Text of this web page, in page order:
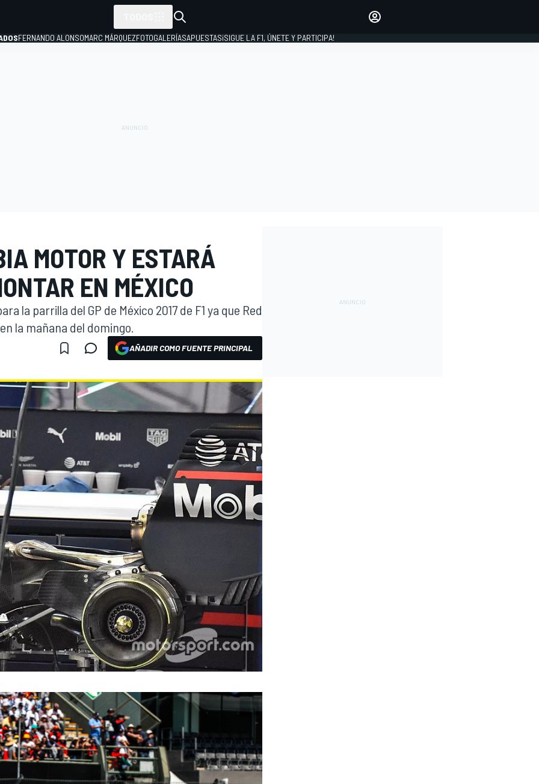
FERNANDO ALONSOMARC MÁRQUEZFOTOGALERÍASAPUESTAS¡SIGUE LA F1, ÚNETE Y PARTICIPA!
MOTOR Y ESTARÁ
EN MÉXICO
la parrilla del GP de México 2017 de F1 ya que Red
la mañana del domingo.
AÑADIR COMO FUENTE PRINCIPAL